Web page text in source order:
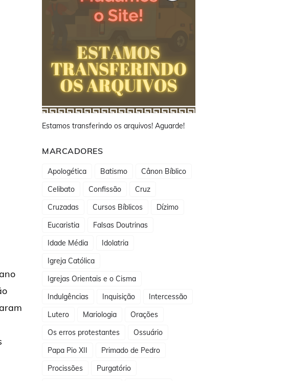
Estamos transferindo os arquivos! Aguarde!
MARCADORES
Apologética Batismo
Cânon Bíblico
Celibato
Confissão
Cruz
Cruzadas
Cursos Bíblicos
Dízimo
Eucaristia
Falsas Doutrinas
Idade Média
Idolatria
Igreja Católica
Igrejas Orientais e o Cisma
Indulgências
Inquisição
Intercessão
Lutero
Mariologia
Orações
Os erros protestantes
Ossuário
Papa Pio XII
Primado de Pedro
Procissões
Purgatório